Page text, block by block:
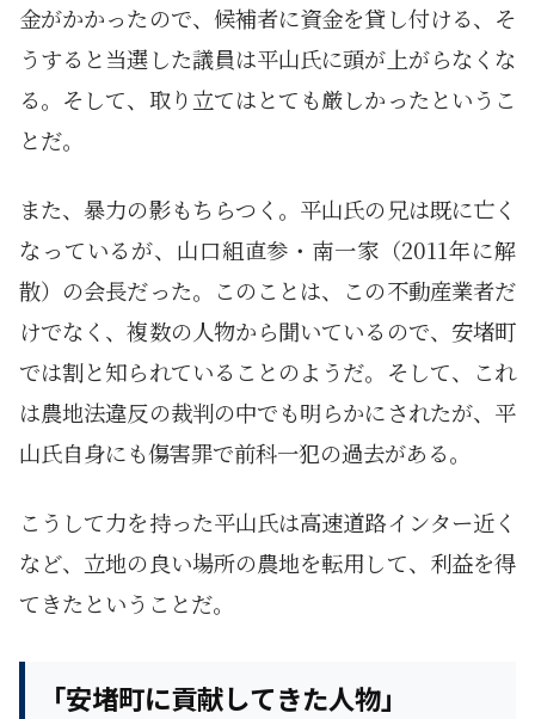
金がかかったので、候補者に資金を貸し付ける、そ
うすると当選した議員は平山氏に頭が上がらなくな
る。そして、取り立てはとても厳しかったというこ
とだ。
また、暴力の影もちらつく。平山氏の兄は既に亡く
なっているが、山口組直参・南一家（2011年に解
散）の会長だった。このことは、この不動産業者だ
けでなく、複数の人物から聞いているので、安堵町
では割と知られていることのようだ。そして、これ
は農地法違反の裁判の中でも明らかにされたが、平
山氏自身にも傷害罪で前科一犯の過去がある。
こうして力を持った平山氏は高速道路インター近く
など、立地の良い場所の農地を転用して、利益を得
てきたということだ。
「安堵町に貢献してきた人物」